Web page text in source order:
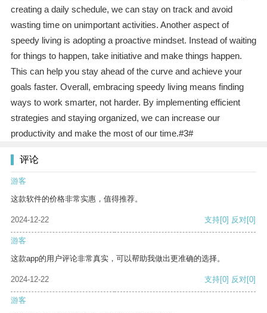
creating a daily schedule, we can stay on track and avoid
wasting time on unimportant activities. Another aspect of
speedy living is adopting a proactive mindset. Instead of waiting
for things to happen, take initiative and make things happen.
This can help you stay ahead of the curve and achieve your
goals faster. Overall, embracing speedy living means finding
ways to work smarter, not harder. By implementing efficient
strategies and staying organized, we can increase our
productivity and make the most of our time.#3#
评论
游客
这款软件的价格非常实惠，值得推荐。
2024-12-22 支持[0] 反对[0]
游客
这款app的用户评论非常真实，可以帮助我做出更准确的选择。
2024-12-22 支持[0] 反对[0]
游客